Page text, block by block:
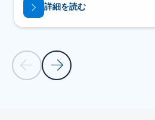
前のスライド次のスライド
詳細を読む